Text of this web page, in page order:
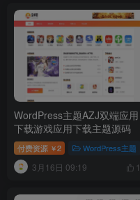
WordPress主题AZJ双端应用
下载游戏应用下载主题源码
付费资源 ￥2 WordPress主题
3月16日 09:19